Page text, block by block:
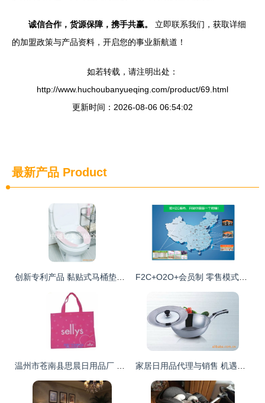
诚信合作，货源保障，携手共赢。
立即联系我们，获取详细
的加盟政策与产品资料，开启您的事业新航道！
如若转载，请注明出处：
http://www.huchoubanyueqing.com/product/69.html
更新时间：2026-08-06 06:54:02
最新产品 Product